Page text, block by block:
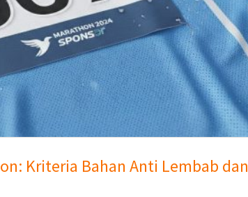
Kriteria Bahan Anti Lembab dan